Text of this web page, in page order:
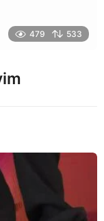
479 533